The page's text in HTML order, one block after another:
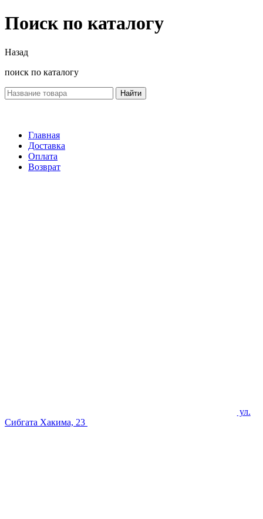
Поиск по каталогу
Назад
поиск по каталогу
Найти
Главная
Доставка
Оплата
Возврат
ул.
Сибгата Хакима, 23